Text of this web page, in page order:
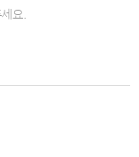
요.